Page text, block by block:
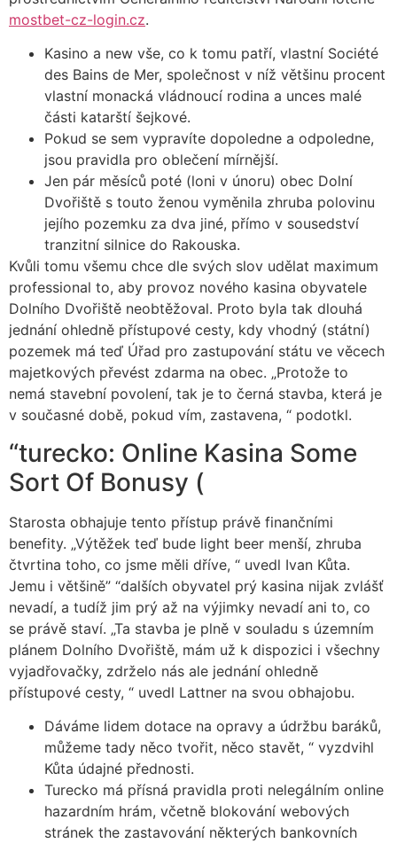
mostbet-cz-login.cz.
Kasino a new vše, co k tomu patří, vlastní Société
des Bains de Mer, společnost v níž většinu procent
vlastní monacká vládnoucí rodina a unces malé
části katarští šejkové.
Pokud se sem vypravíte dopoledne a odpoledne,
jsou pravidla pro oblečení mírnější.
Jen pár měsíců poté (loni v únoru) obec Dolní
Dvořiště s touto ženou vyměnila zhruba polovinu
jejího pozemku za dva jiné, přímo v sousedství
tranzitní silnice do Rakouska.
Kvůli tomu všemu chce dle svých slov udělat maximum
professional to, aby provoz nového kasina obyvatele
Dolního Dvořiště neobtěžoval. Proto byla tak dlouhá
jednání ohledně přístupové cesty, kdy vhodný (státní)
pozemek má teď Úřad pro zastupování státu ve věcech
majetkových převést zdarma na obec. „Protože to
nemá stavební povolení, tak je to černá stavba, která je
v současné době, pokud vím, zastavena, “ podotkl.
“turecko: Online Kasina Some
Sort Of Bonusy (
Starosta obhajuje tento přístup právě finančními
benefity. „Výtěžek teď bude light beer menší, zhruba
čtvrtina toho, co jsme měli dříve, “ uvedl Ivan Kůta.
Jemu i většině” “dalších obyvatel prý kasina nijak zvlášť
nevadí, a tudíž jim prý až na výjimky nevadí ani to, co
se právě staví. „Ta stavba je plně v souladu s územním
plánem Dolního Dvořiště, mám už k dispozici i všechny
vyjadřovačky, zdrželo nás ale jednání ohledně
přístupové cesty, “ uvedl Lattner na svou obhajobu.
Dáváme lidem dotace na opravy a údržbu baráků,
můžeme tady něco tvořit, něco stavět, “ vyzdvihl
Kůta údajné přednosti.
Turecko má přísná pravidla proti nelegálním online
hazardním hrám, včetně blokování webových
stránek the zastavování některých bankovních